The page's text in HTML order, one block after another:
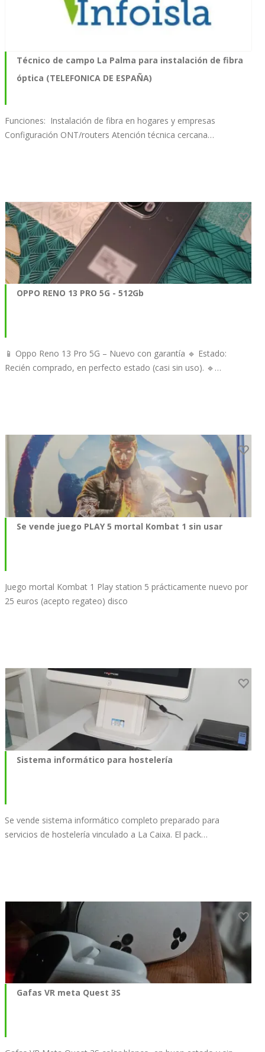
Técnico de campo La Palma para instalación de fibra
óptica (TELEFONICA DE ESPAÑA)
Funciones: Instalación de fibra en hogares y empresas
Configuración ONT/routers Atención técnica cercana…
OPPO RENO 13 PRO 5G - 512Gb
📱 Oppo Reno 13 Pro 5G – Nuevo con garantía 🔹 Estado:
Recién comprado, en perfecto estado (casi sin uso). 🔹…
Se vende juego PLAY 5 mortal Kombat 1 sin usar
Juego mortal Kombat 1 Play station 5 prácticamente nuevo por
25 euros (acepto regateo) disco
Sistema informático para hostelería
Se vende sistema informático completo preparado para
servicios de hostelería vinculado a La Caixa. El pack…
Gafas VR meta Quest 3S